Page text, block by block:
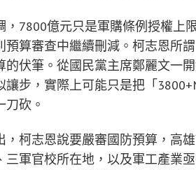
，7800億元只是軍購條例授權上
預算審查中繼續刪減。柯志恩所
的伏筆。從國民黨主席鄭麗文一
讓步，實際上可能只是把「
刀砍。
，柯志恩說要嚴審國防預算，高
三軍官校所在地，以及軍工產業